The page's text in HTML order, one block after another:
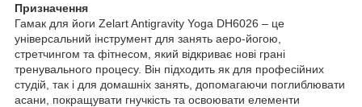
Призначення
Гамак для йоги Zelart Antigravity Yoga DH6026 – це
універсальний інструмент для занять аеро-йогою,
стретчингом та фітнесом, який відкриває нові грані
тренувального процесу. Він підходить як для професійних
студій, так і для домашніх занять, допомагаючи поглиблювати
асани, покращувати гнучкість та освоювати елементи